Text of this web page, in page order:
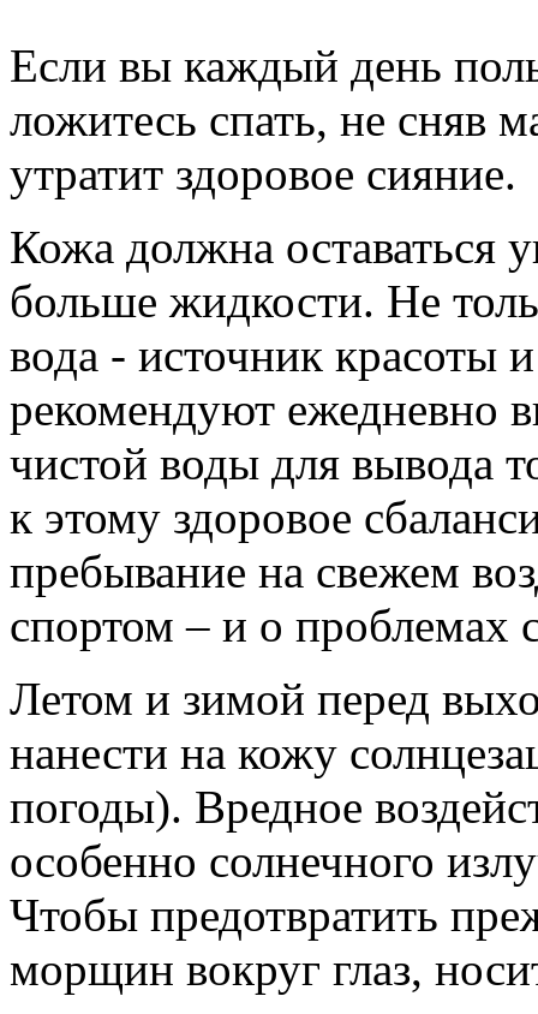
Если вы каждый день
ложитесь спать, не сняв
утратит здоровое сияние.
Кожа должна оставаться
больше жидкости. Не
вода - источник красоты
рекомендуют ежедневно
чистой воды для вывода
к этому здоровое
пребывание на свежем
спортом – и о проблемах
Летом и зимой перед
нанести на кожу
погоды). Вредное
особенно солнечного
Чтобы предотвратить
морщин вокруг глаз,